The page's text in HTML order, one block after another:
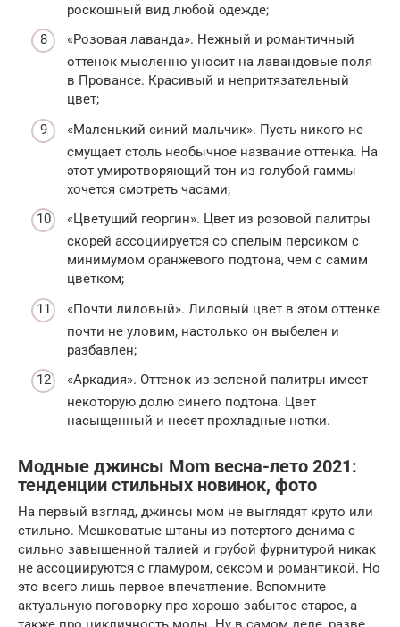
роскошный вид любой одежде;
«Розовая лаванда». Нежный и романтичный
оттенок мысленно уносит на лавандовые поля
в Провансе. Красивый и непритязательный
цвет;
«Маленький синий мальчик». Пусть никого не
смущает столь необычное название оттенка. На
этот умиротворяющий тон из голубой гаммы
хочется смотреть часами;
«Цветущий георгин». Цвет из розовой палитры
скорей ассоциируется со спелым персиком с
минимумом оранжевого подтона, чем с самим
цветком;
«Почти лиловый». Лиловый цвет в этом оттенке
почти не уловим, настолько он выбелен и
разбавлен;
«Аркадия». Оттенок из зеленой палитры имеет
некоторую долю синего подтона. Цвет
насыщенный и несет прохладные нотки.
Модные джинсы Mom весна-лето 2021:
тенденции стильных новинок, фото
На первый взгляд, джинсы мом не выглядят круто или
стильно. Мешковатые штаны из потертого денима с
сильно завышенной талией и грубой фурнитурой никак
не ассоциируются с гламуром, сексом и романтикой. Но
это всего лишь первое впечатление. Вспомните
актуальную поговорку про хорошо забытое старое, а